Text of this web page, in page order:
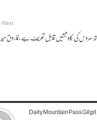
Next:
سروس کی کاوششیں قابل تعریف ہے ,فاروق میر
Daily Mountain Pass